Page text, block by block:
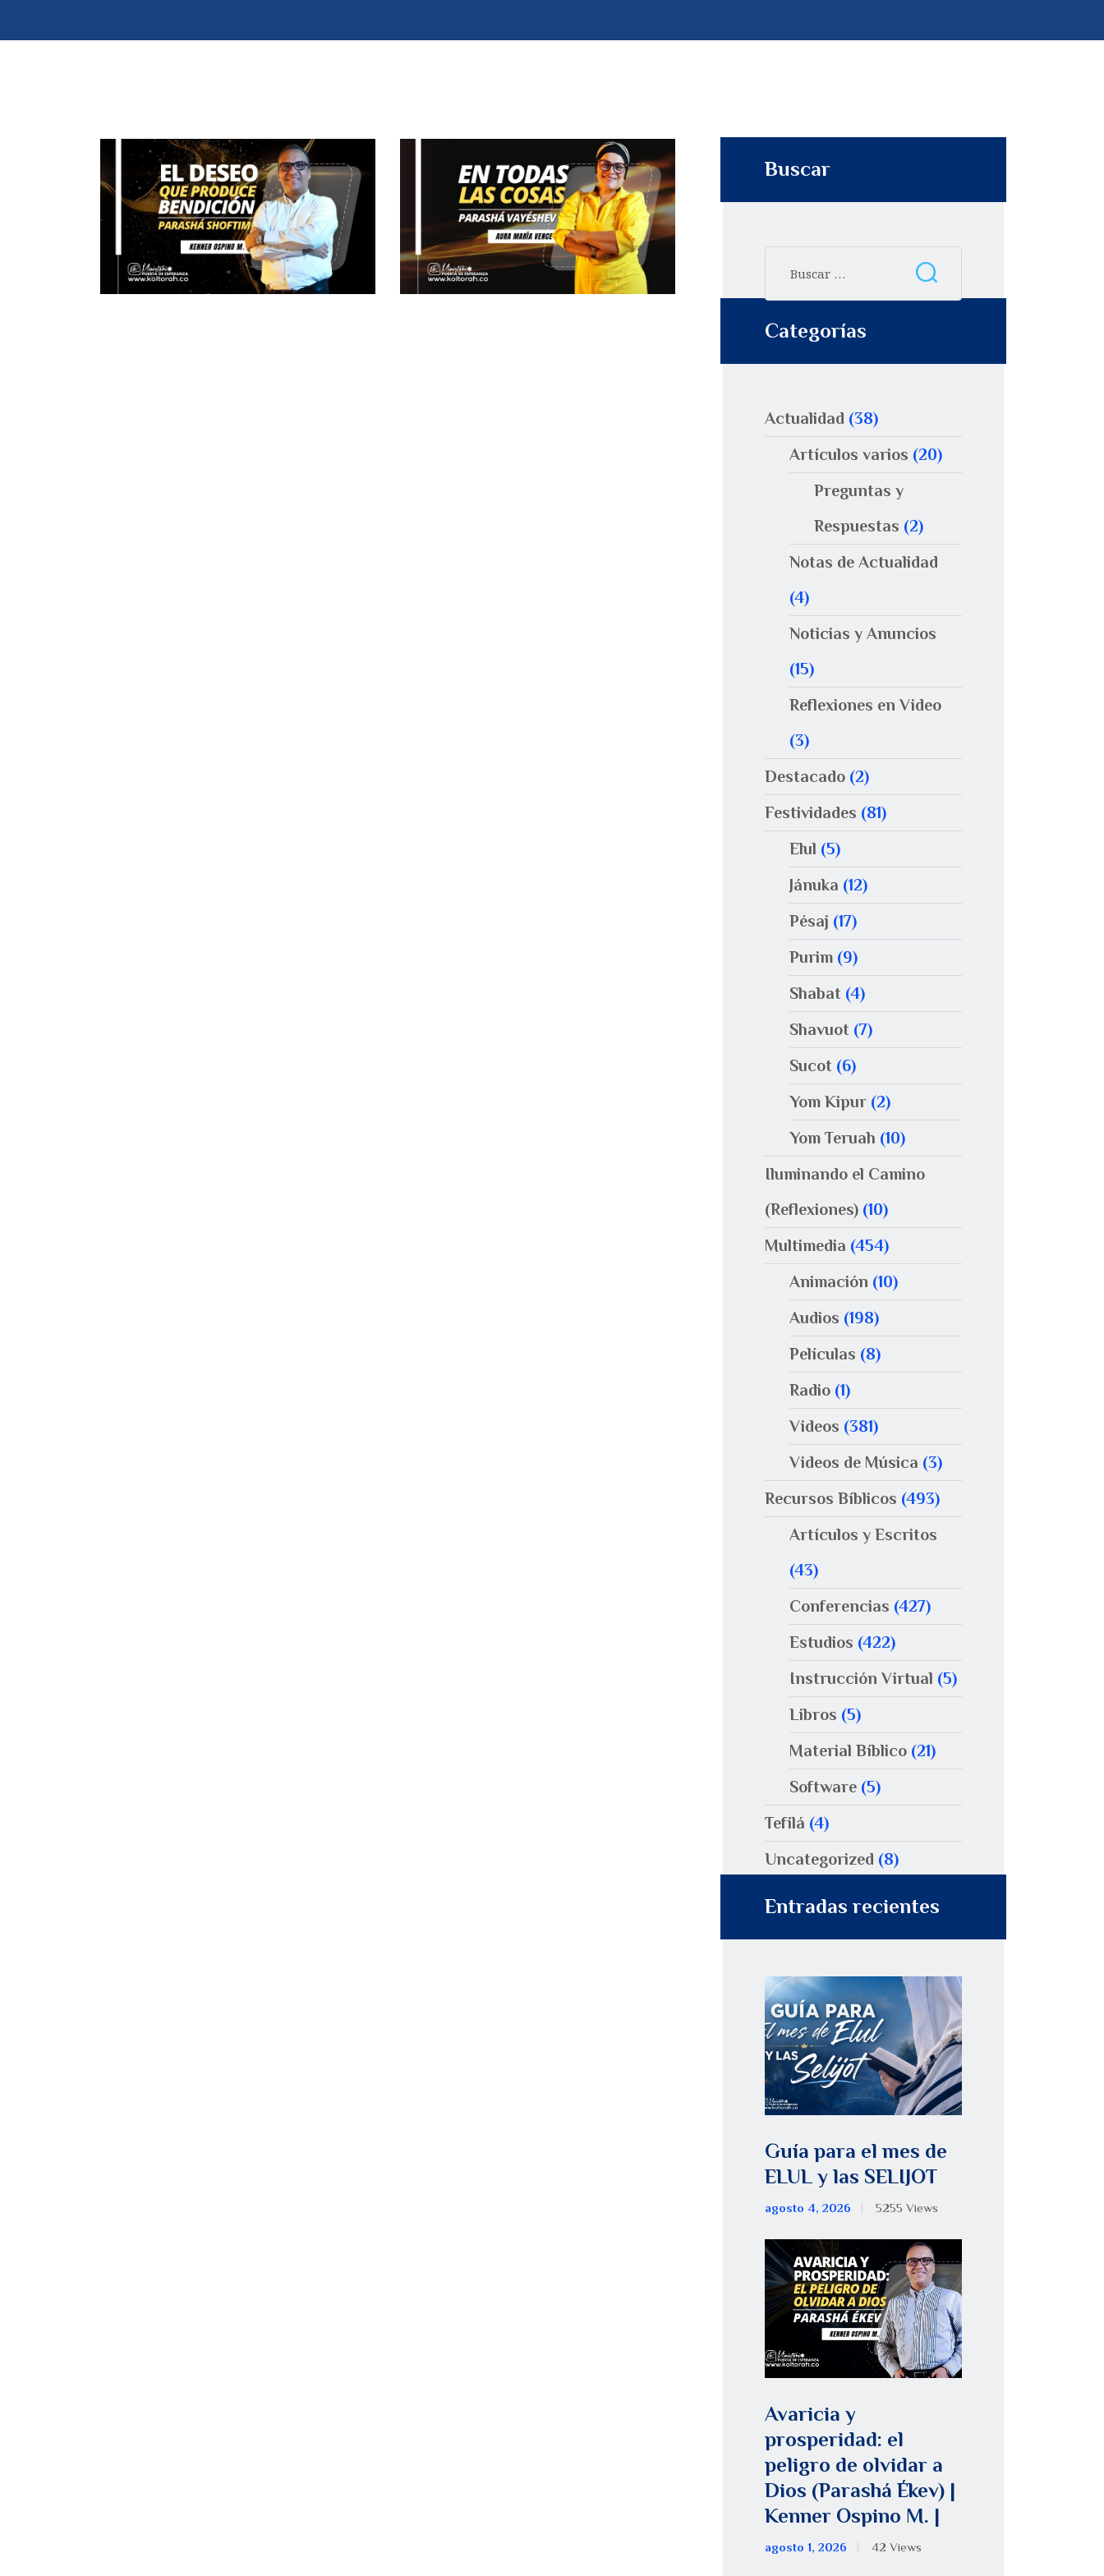
Buscar
Categorías
Actualidad (38)
Artículos varios (20)
Preguntas y
Respuestas (2)
Notas de Actualidad
(4)
Noticias y Anuncios
(15)
Reflexiones en Video
(3)
Destacado (2)
Festividades (81)
Elul (5)
Jánuka (12)
Pésaj (17)
Purim (9)
Shabat (4)
Shavuot (7)
Sucot (6)
Yom Kipur (2)
Yom Teruah (10)
Iluminando el Camino
(Reflexiones) (10)
Multimedia (454)
Animación (10)
Audios (198)
Películas (8)
Radio (1)
Videos (381)
Videos de Música (3)
Recursos Bíblicos (493)
Artículos y Escritos
(43)
Conferencias (427)
Estudios (422)
Instrucción Virtual (5)
Libros (5)
Material Bíblico (21)
Software (5)
Tefilá (4)
Uncategorized (8)
Entradas recientes
Guía para el mes de
ELUL y las SELIJOT
agosto 4, 2026 5255 Views
Avaricia y
prosperidad: el
peligro de olvidar a
Dios (Parashá Ékev) |
Kenner Ospino M. |
agosto 1, 2026 42 Views
i